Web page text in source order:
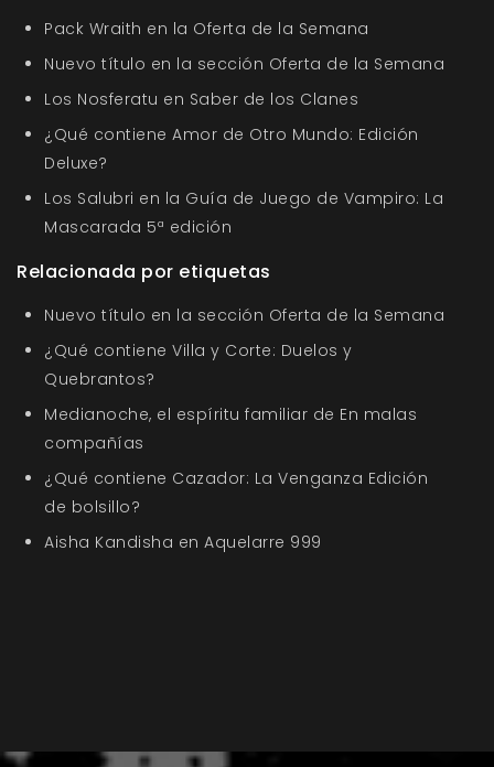
Pack Wraith en la Oferta de la Semana
Nuevo título en la sección Oferta de la Semana
Los Nosferatu en Saber de los Clanes
¿Qué contiene Amor de Otro Mundo: Edición
Deluxe?
Los Salubri en la Guía de Juego de Vampiro: La
Mascarada 5ª edición
Relacionada por etiquetas
Nuevo título en la sección Oferta de la Semana
¿Qué contiene Villa y Corte: Duelos y
Quebrantos?
Medianoche, el espíritu familiar de En malas
compañías
¿Qué contiene Cazador: La Venganza Edición
de bolsillo?
Aisha Kandisha en Aquelarre 999